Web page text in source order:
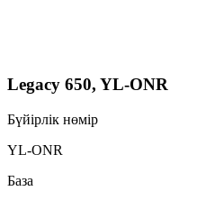
Legacy 650, YL-ONR
Бүйірлік нөмір
YL-ONR
База